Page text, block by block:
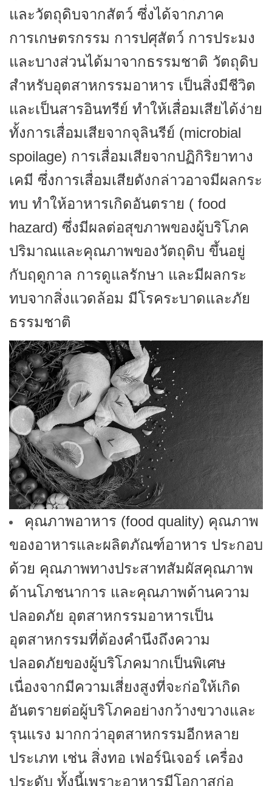
และวัตถุดิบจากสัตว์ ซึ่งได้จากภาค
การเกษตรกรรม การปศุสัตว์ การประมง
และบางส่วนได้มาจากธรรมชาติ วัตถุดิบ
สำหรับอุตสาหกรรมอาหาร เป็นสิ่งมีชีวิต
และเป็นสารอินทรีย์ ทำให้เสื่อมเสียได้ง่าย
ทั้งการเสื่อมเสียจากจุลินรีย์ (microbial
spoilage) การเสื่อมเสียจากปฏิกิริยาทาง
เคมี ซึ่งการเสื่อมเสียดังกล่าวอาจมีผลกระ
ทบ ทำให้อาหารเกิดอันตราย ( food
hazard) ซึ่งมีผลต่อสุขภาพของผู้บริโภค
ปริมาณและคุณภาพของวัตถุดิบ ขึ้นอยู่
กับฤดูกาล การดูแลรักษา และมีผลกระ
ทบจากสิ่งแวดล้อม มีโรคระบาดและภัย
ธรรมชาติ
คุณภาพอาหาร (food quality) คุณภาพ
ของอาหารและผลิตภัณฑ์อาหาร ประกอบ
ด้วย คุณภาพทางประสาทสัมผัสคุณภาพ
ด้านโภชนาการ และคุณภาพด้านความ
ปลอดภัย อุตสาหกรรมอาหารเป็น
อุตสาหกรรมที่ต้องคำนึงถึงความ
ปลอดภัยของผู้บริโภคมากเป็นพิเศษ
เนื่องจากมีความเสี่ยงสูงที่จะก่อให้เกิด
อันตรายต่อผู้บริโภคอย่างกว้างขวางและ
รุนแรง มากกว่าอุตสาหกรรมอีกหลาย
ประเภท เช่น สิ่งทอ เฟอร์นิเจอร์ เครื่อง
ประดับ ทั้งนี้เพราะอาหารมีโอกาสก่อ